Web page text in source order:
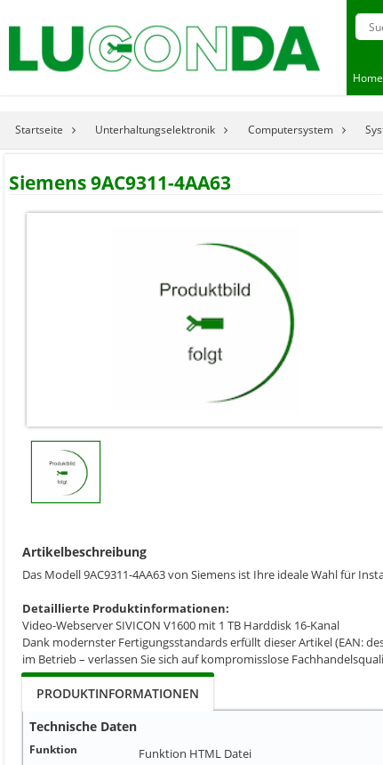
Home
Startseite Unterhaltungselektronik Computersystem
Siemens 9AC9311-4AA63
Artikelbeschreibung
Das Modell 9AC9311-4AA63 von Siemens ist Ihre ideale Wahl für
Detaillierte Produktinformationen:
Video-Webserver SIVICON V1600 mit 1 TB Harddisk 16-Kanal
Dank modernster Fertigungsstandards erfüllt dieser Artikel (EAN:
im Betrieb – verlassen Sie sich auf kompromisslose
PRODUKTINFORMATIONEN
Technische Daten
Funktion Funktion HTML Datei